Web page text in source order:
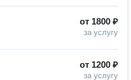
от 1800 ₽
за услугу
от 1200 ₽
за услугу